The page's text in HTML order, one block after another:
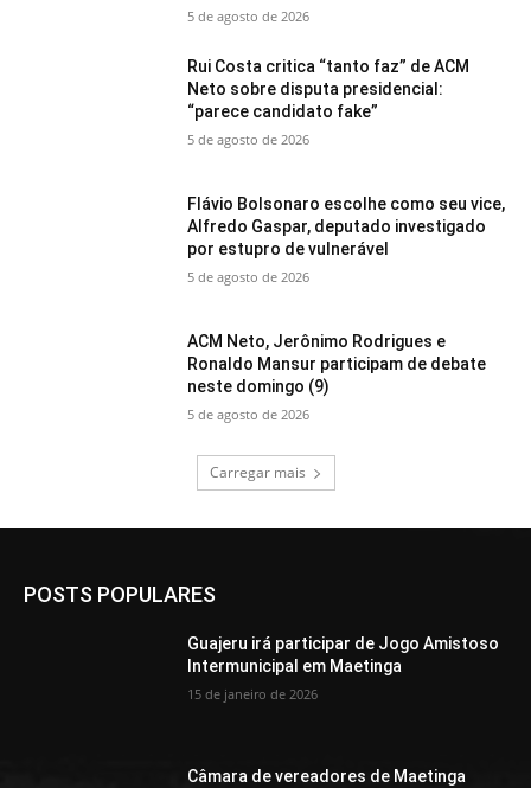
5 de agosto de 2026
Rui Costa critica “tanto faz” de ACM
Neto sobre disputa presidencial:
“parece candidato fake”
5 de agosto de 2026
Flávio Bolsonaro escolhe como seu vice,
Alfredo Gaspar, deputado investigado
por estupro de vulnerável
5 de agosto de 2026
ACM Neto, Jerônimo Rodrigues e
Ronaldo Mansur participam de debate
neste domingo (9)
5 de agosto de 2026
Carregar mais
POSTS POPULARES
Guajeru irá participar de Jogo Amistoso
Intermunicipal em Maetinga
15 de janeiro de 2026
Câmara de vereadores de Maetinga